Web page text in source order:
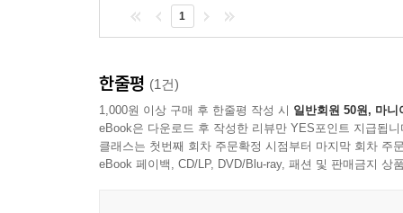
1
한줄평 (1건)
1,000원 이상 구매 후 한줄평 작성 시 일반회원 50원, 마니
eBook은 다운로드 후 작성한 리뷰만 YES포인트 지급됩니
클래스는 첫번째 회차 주문확정 시점부터 마지막 회차 주
eBook 페이백, CD/LP, DVD/Blu-ray, 패션 및 판매금지 상